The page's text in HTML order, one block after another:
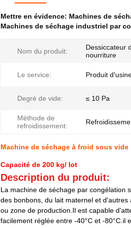
Mettre en évidence: Machines de
Machines de séchage industriel par
Nom du produit:
Dessiccateur
nourriture
Le service: Produit
Degré de vide: ≤ 10 Pa
Méthode de
refroidissement:
Machine de séchage à froid sous
Capacité de 200 kg/ lot
Description du produit:
La machine de séchage par congélation
des bonbons, du lait maternel et
ou zone de production.Il est capable
facilement réglée entre -40°C et -80°C.il